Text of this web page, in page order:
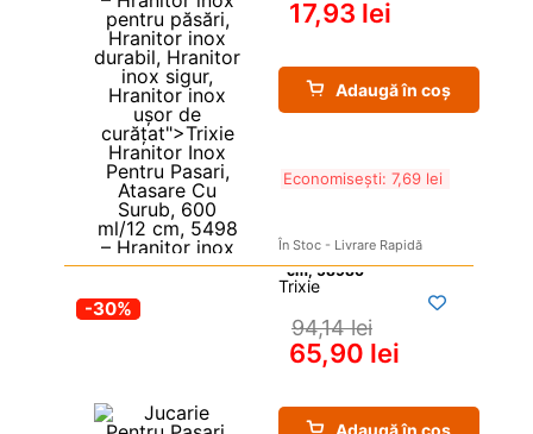
17,93 lei
Adaugă în coș
Economisești: 7,69 lei
În Stoc - Livrare Rapidă
-30%
Trixie
94,14 lei
65,90 lei